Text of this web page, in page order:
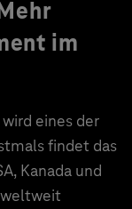
im
eines der
findet das
Kanada und